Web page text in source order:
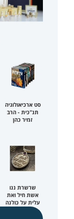
סט ארכיאולוגיה
תנ"כית - הרב
זמיר כהן
שרשרת ננו
אשת חיל ואת
עלית על כולנה